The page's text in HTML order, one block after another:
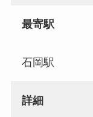
最寄駅
石岡駅
詳細